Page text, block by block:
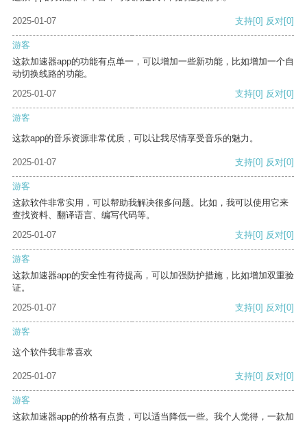
2025-01-07 支持[0] 反对[0]
游客
这款加速器app的功能有点单一，可以增加一些新功能，比如增加一个自
动切换线路的功能。
2025-01-07
支持[0] 反对[0]
游客
这款app的音乐资源非常优质，可以让我尽情享受音乐的魅力。
2025-01-07 支持[0] 反对[0]
游客
这款软件非常实用，可以帮助我解决很多问题。比如，我可以使用它来
查找资料、翻译语言、编写代码等。
2025-01-07
支持[0] 反对[0]
游客
这款加速器app的安全性有待提高，可以加强防护措施，比如增加双重验
证。
2025-01-07
支持[0] 反对[0]
游客
这个软件我非常喜欢
2025-01-07 支持[0] 反对[0]
游客
这款加速器app的价格有点贵，可以适当降低一些。我个人觉得，一款加